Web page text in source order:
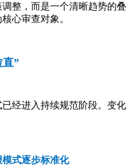
整，而是一个清晰趋势的叠
心审查对象。
直”
经进入持续规范阶段。变化
模式逐步标准化